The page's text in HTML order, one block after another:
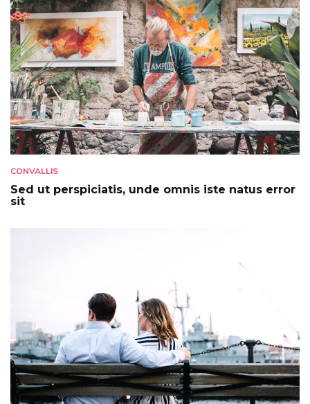
CONVALLIS
Sed ut perspiciatis, unde omnis iste natus error
sit